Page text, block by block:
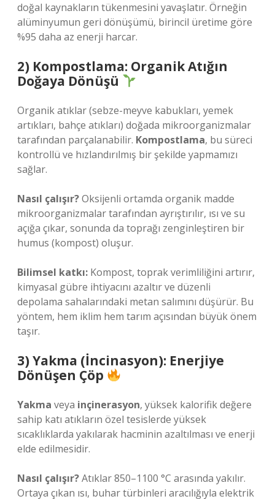
doğal kaynakların tükenmesini yavaşlatır. Örneğin
alüminyumun geri dönüşümü, birincil üretime göre
%95 daha az enerji harcar.
2) Kompostlama: Organik Atığın
Doğaya Dönüşü
Organik atıklar (sebze-meyve kabukları, yemek
artıkları, bahçe atıkları) doğada mikroorganizmalar
tarafından parçalanabilir. Kompostlama, bu süreci
kontrollü ve hızlandırılmış bir şekilde yapmamızı
sağlar.
Nasıl çalışır?Oksijenli ortamda organik madde
mikroorganizmalar tarafından ayrıştırılır, ısı ve su
açığa çıkar, sonunda da toprağı zenginleştiren bir
humus (kompost) oluşur.
Bilimsel katkı: Kompost, toprak verimliliğini artırır,
kimyasal gübre ihtiyacını azaltır ve düzenli
depolama sahalarındaki metan salımını düşürür. Bu
yöntem, hem iklim hem tarım açısından büyük önem
taşır.
3) Yakma (İncinasyon): Enerjiye
Dönüşen Çöp
Yakma veya inçinerasyon, yüksek kalorifik değere
sahip katı atıkların özel tesislerde yüksek
sıcaklıklarda yakılarak hacminin azaltılması ve enerji
elde edilmesidir.
Nasıl çalışır?Atıklar 850–1100 °C arasında yakılır.
Ortaya çıkan ısı, buhar türbinleri aracılığıyla elektrik